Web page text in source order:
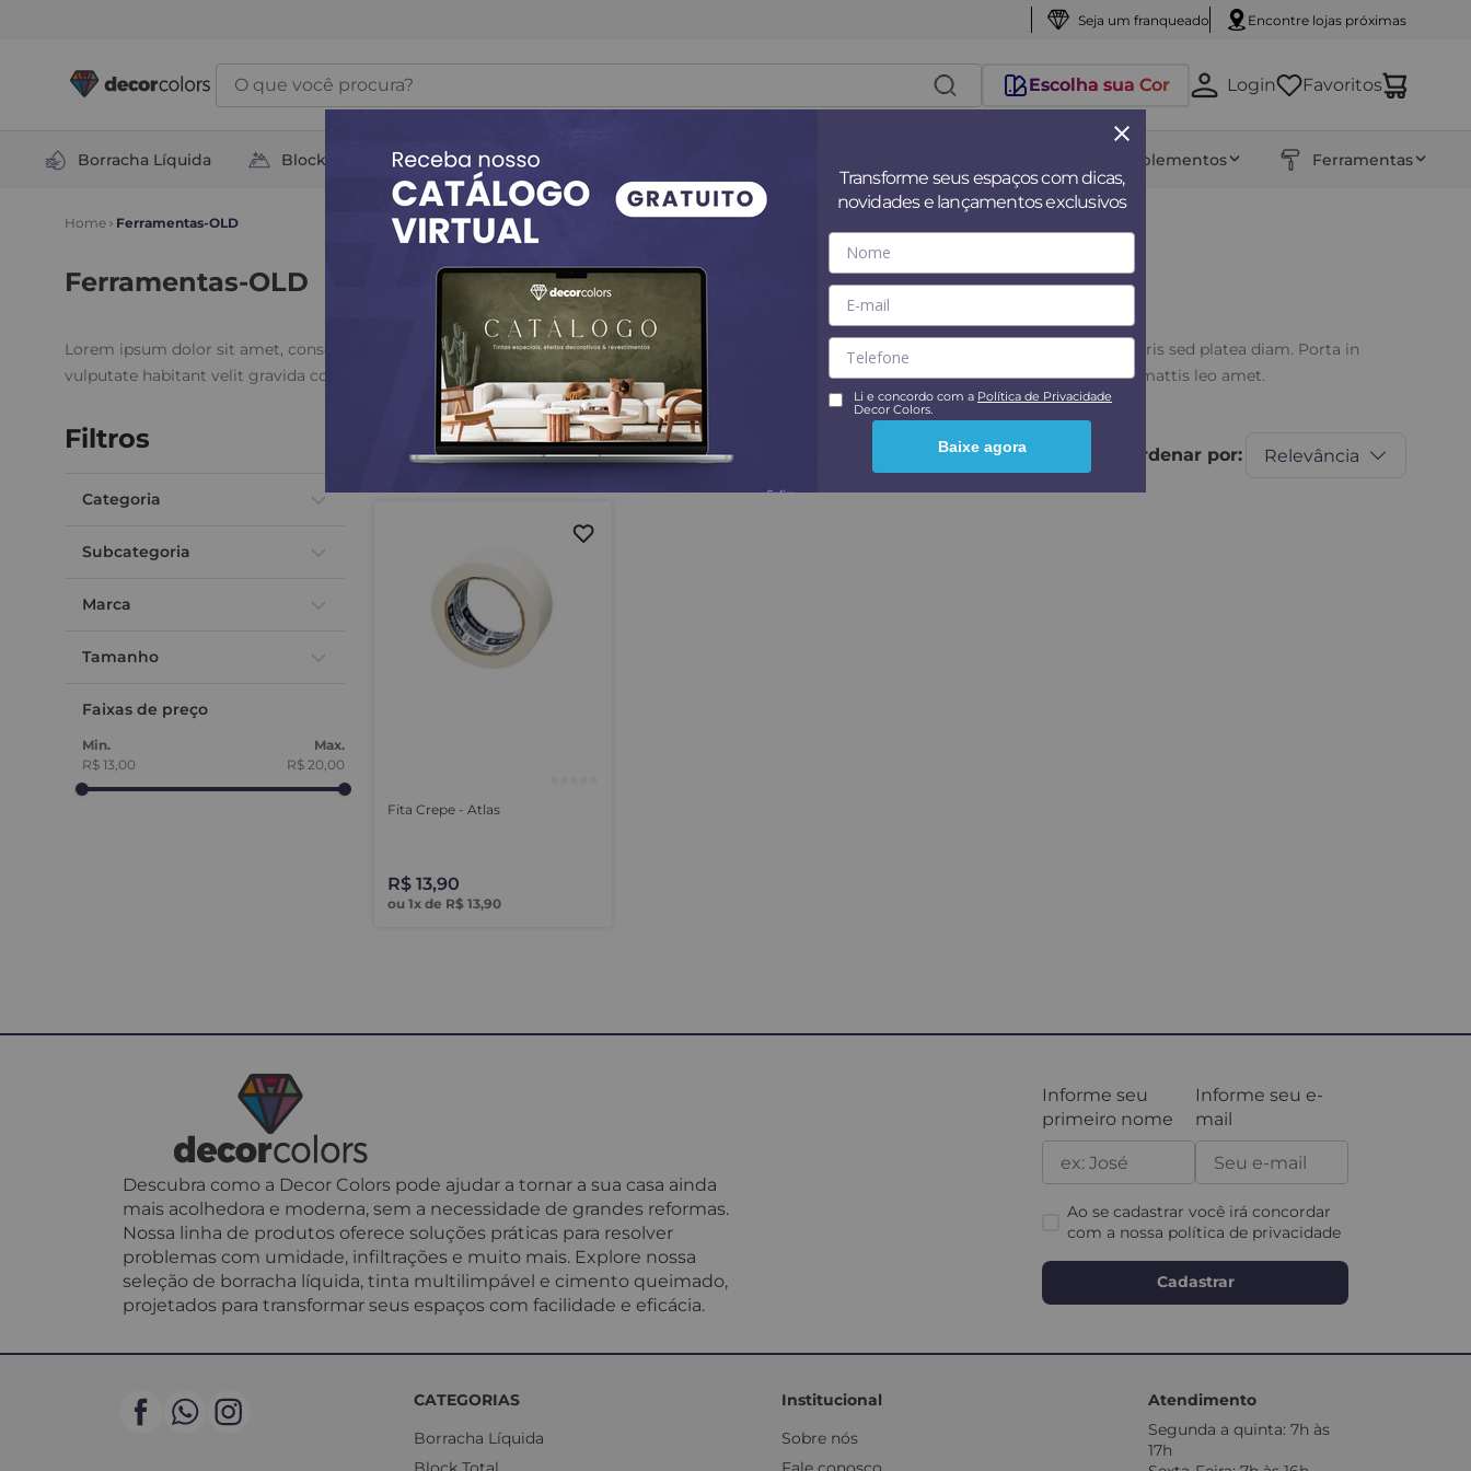
Seja um franqueado Encontre lojas próximas
O que você procura?
Escolha sua Cor Login Favoritos
Borracha Líquida Block Total Soluções Complementos Ferramentas
Ferramentas-OLD
Ferramentas-OLD
Lorem ipsum dolor sit amet, consectetur adipiscing elit. Vel aenean adipiscing mattis mi sit. Ut hac ipsum sed quis. Congue felis aenean mauris sed platea diam. Porta in
vulputate habitant velit gravida commodo. Risus commodo, imperdiet sit pharetra mattis leo amet. Risus commodo, imperdiet sit pharetra mattis leo amet.
Filtros
Categoria
Subcategoria
Marca
Tamanho
25mm
Faixas de preço
R$ 13,00 R$ 20,00
Produto Encontrado Ordenar por: Relevância
Fita Crepe - Atlas
R$ 13,90
ou 1x de R$ 13,90
Descubra como a Decor Colors pode ajudar a tornar a sua casa ainda
mais acolhedora e moderna, sem a necessidade de grandes reformas.
Nossa linha de produtos oferece soluções práticas para resolver
problemas com umidade, infiltrações e muito mais. Explore nossa
seleção de borracha líquida, tinta multilimpável e cimento queimado,
projetados para transformar seus espaços com facilidade e eficácia.
Informe seu
primeiro nome
Informe seu e-
mail
Ao se cadastrar você irá concordar
com a nossa política de privacidade
Cadastrar
CATEGORIAS
Borracha Líquida
Institucional
Sobre nós
Atendimento
Segunda a quinta: 7h às
17h
Transforme seus espaços com dicas,
novidades e lançamentos exclusivos
Li e concordo com a Política de Privacidade
Decor Colors.
Baixe agora